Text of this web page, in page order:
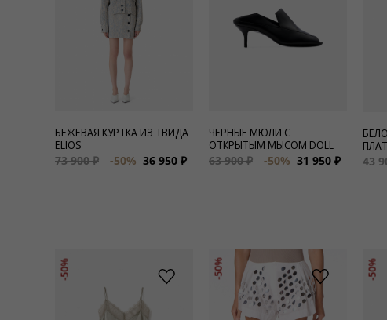
Сумки и аксессуары
Обувь
БЕЖЕВАЯ КУРТКА ИЗ ТВИДА
ELIOS
73 900 ₽
-50% 36 950 ₽
ЧЕРНЫЕ МЮЛИ С
ОТКРЫТЫМ МЫСОМ DOLL
63 900 ₽
-50% 31 950 ₽
43
-50% -50% -50%